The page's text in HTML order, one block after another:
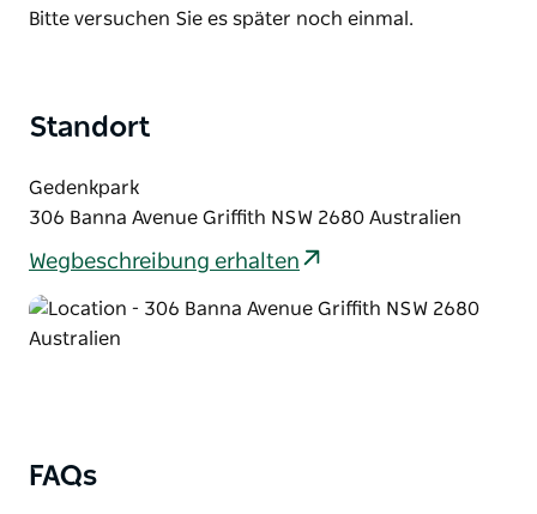
List
Bitte versuchen Sie es später noch einmal.
Standort
Gedenkpark
306 Banna Avenue Griffith NSW 2680 Australien
Wegbeschreibung erhalten
FAQs